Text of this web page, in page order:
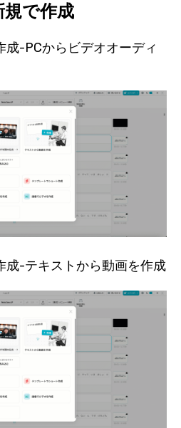
で作成
-PCからビデオオーディ
-テキストから動画を作成